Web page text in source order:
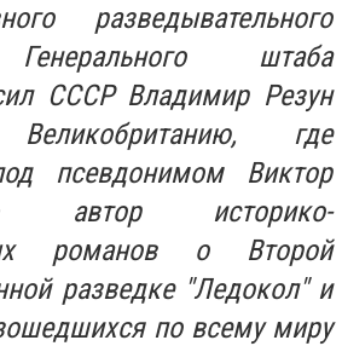
разведывательного
штаба
СССР Владимир Резун
где
псевдонимом Виктор
автор историко-
романов о Второй
разведке "Ледокол" и
по всему миру